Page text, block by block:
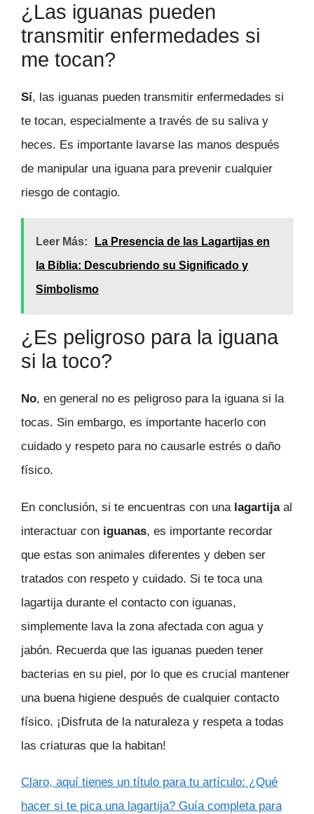
¿Las iguanas pueden
transmitir enfermedades si
me tocan?
Sí, las iguanas pueden transmitir enfermedades si
te tocan, especialmente a través de su saliva y
heces. Es importante lavarse las manos después
de manipular una iguana para prevenir cualquier
riesgo de contagio.
Leer Más:
La Presencia de las Lagartijas en
la Biblia: Descubriendo su Significado y
Simbolismo
¿Es peligroso para la iguana
si la toco?
No, en general no es peligroso para la iguana si la
tocas. Sin embargo, es importante hacerlo con
cuidado y respeto para no causarle estrés o daño
físico.
En conclusión, si te encuentras con una lagartijaal
interactuar con iguanas, es importante recordar
que estas son animales diferentes y deben ser
tratados con respeto y cuidado. Si te toca una
lagartija durante el contacto con iguanas,
simplemente lava la zona afectada con agua y
jabón. Recuerda que las iguanas pueden tener
bacterias en su piel, por lo que es crucial mantener
una buena higiene después de cualquier contacto
físico. ¡Disfruta de la naturaleza y respeta a todas
las criaturas que la habitan!
Claro, aquí tienes un título para tu artículo: ¿Qué
hacer si te pica una lagartija? Guía completa para